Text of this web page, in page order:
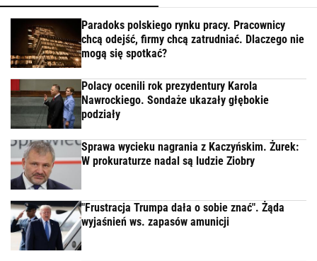
Paradoks polskiego rynku pracy. Pracownicy
chcą odejść, firmy chcą zatrudniać. Dlaczego nie
mogą się spotkać?
Polacy ocenili rok prezydentury Karola
Nawrockiego. Sondaże ukazały głębokie
podziały
Sprawa wycieku nagrania z Kaczyńskim. Żurek:
W prokuraturze nadal są ludzie Ziobry
"Frustracja Trumpa dała o sobie znać". Żąda
wyjaśnień ws. zapasów amunicji